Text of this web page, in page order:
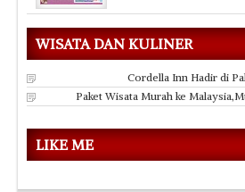
WISATA DAN KULINER
Cordella Inn Hadir di
Paket Wisata Murah ke
LIKE ME